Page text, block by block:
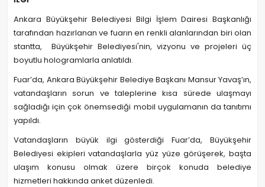
Ankara Büyükşehir Belediyesi Bilgi İşlem Dairesi Başkanlığı
tarafından hazırlanan ve fuarın en renkli alanlarından biri olan
stantta, Büyükşehir Belediyesi'nin, vizyonu ve projeleri üç
boyutlu hologramlarla anlatıldı.
Fuar’da, Ankara Büyükşehir Belediye Başkanı Mansur Yavaş’ın,
vatandaşların sorun ve taleplerine kısa sürede ulaşmayı
sağladığı için çok önemsediği mobil uygulamanın da tanıtımı
yapıldı.
Vatandaşların büyük ilgi gösterdiği Fuar’da, Büyükşehir
Belediyesi ekipleri vatandaşlarla yüz yüze görüşerek, başta
ulaşım konusu olmak üzere birçok konuda belediye
hizmetleri hakkında anket düzenledi.